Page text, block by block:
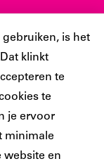
is het
klinkt
te
te
je ervoor
minimale
website en
Ons
account